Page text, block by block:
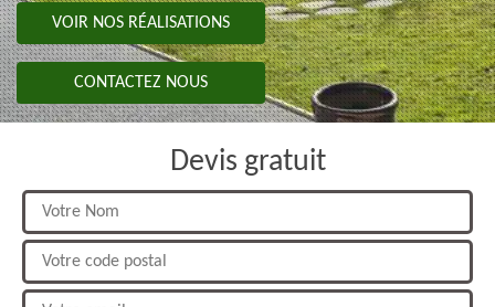
VOIR NOS RÉALISATIONS
CONTACTEZ NOUS
Devis gratuit